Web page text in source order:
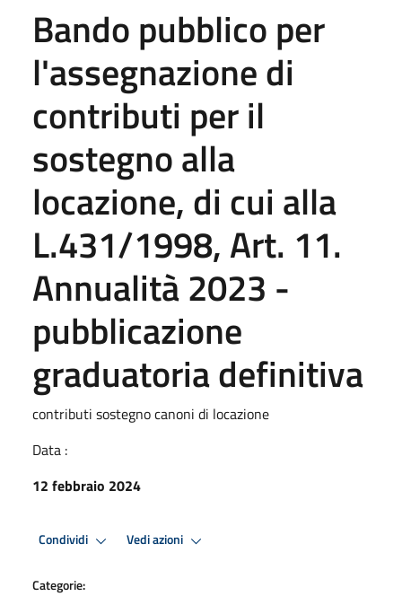
Bando pubblico per
l'assegnazione di
contributi per il
sostegno alla
locazione, di cui alla
L.431/1998, Art. 11.
Annualità 2023 -
pubblicazione
graduatoria definitiva
contributi sostegno canoni di locazione
Data :
12 febbraio 2024
Condividi Vedi azioni
Categorie: